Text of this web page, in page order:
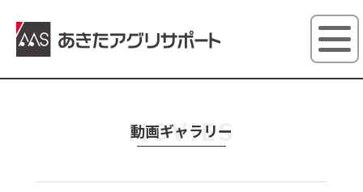
あきたア
動画ギャラリー
MOVIES